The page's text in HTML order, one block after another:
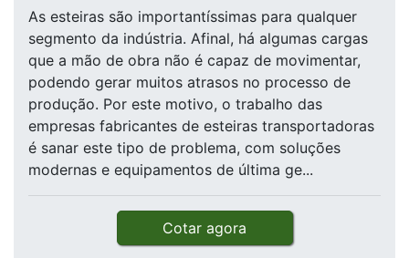
As esteiras são importantíssimas para qualquer
segmento da indústria. Afinal, há algumas cargas
que a mão de obra não é capaz de movimentar,
podendo gerar muitos atrasos no processo de
produção. Por este motivo, o trabalho das
empresas fabricantes de esteiras transportadoras
é sanar este tipo de problema, com soluções
modernas e equipamentos de última ge...
Cotar agora